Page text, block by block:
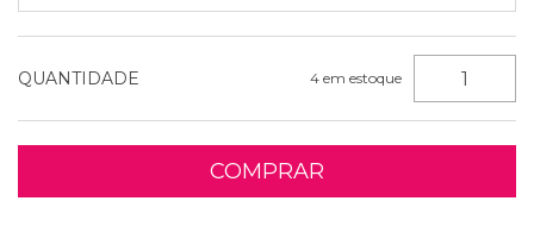
QUANTIDADE 4 em estoque